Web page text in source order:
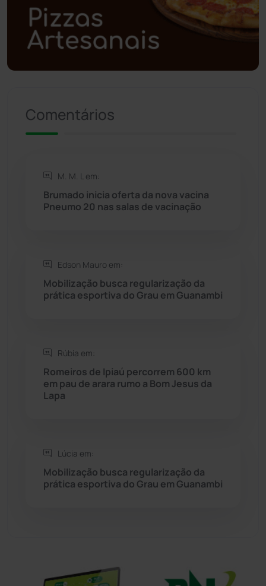
Política (03)
Rio de Contas
Rio do Pires
Sebastião Laranjeiras
Sudoeste Baiano
Tanhaçu (426)
Tecnologia
Urandi (157)
Comentários
M. M. L em:
Brumado inicia oferta da nova vacina
Pneumo 20 nas salas de vacinação
Edson Mauro em:
Mobilização busca regularização da
prática esportiva do Grau em Guanambi
Rúbia em:
Romeiros de Ipiaú percorrem 600 km
em pau de arara rumo a Bom Jesus da
Lapa
Lúcia em:
Mobilização busca regularização da
prática esportiva do Grau em Guanambi